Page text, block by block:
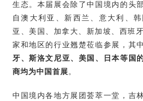
生态。本届展会除了中国境内的头
自澳大利亚、新西兰、意大利、
亚、美国、加拿大、新加坡、西班
家和地区的行业翘楚莅临参展，其中
牙、斯洛文尼亚、美国、日本等国
商均为中国首展。
中国境内各地方展团荟萃一堂，吉